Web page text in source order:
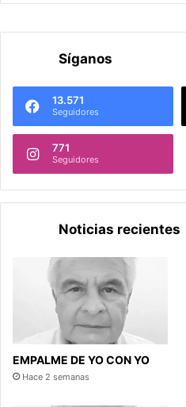
Síganos
13.571
Seguidores
771
Seguidores
Noticias recientes
EMPALME DE YO CON YO
Hace 2 semanas